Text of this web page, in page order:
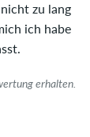
zu lang
ich habe
erhalten.